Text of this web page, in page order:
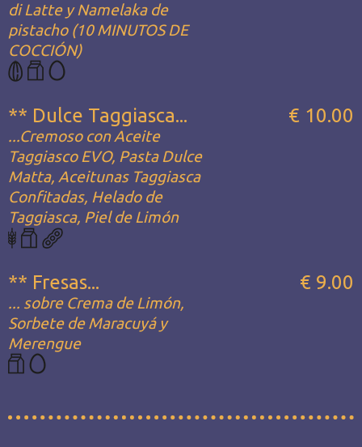
di Latte y Namelaka de
pistacho (10 MINUTOS DE
COCCIÓN)
** Dulce Taggiasca...
...Cremoso con Aceite
Taggiasco EVO, Pasta Dulce
Matta, Aceitunas Taggiasca
Confitadas, Helado de
Taggiasca, Piel de Limón
€ 10.00
** Fresas...
... sobre Crema de Limón,
Sorbete de Maracuyá y
Merengue
€ 9.00